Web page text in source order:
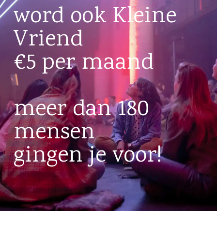
word ook Kleine
Vriend
€5 per maand
meer dan 180
mensen
gingen je voor!